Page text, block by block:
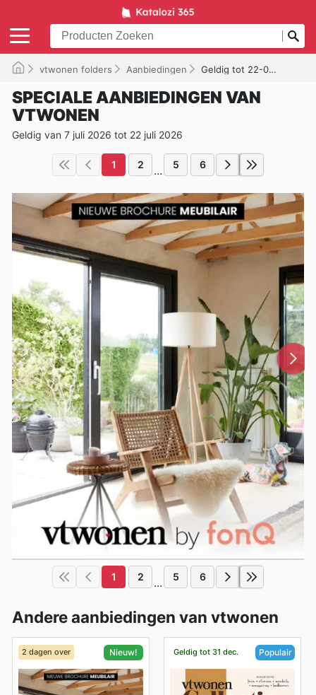
vtwonen folders Aanbiedingen Geldig tot 22-07-2026
SPECIALE AANBIEDINGEN VAN
VTWONEN
Geldig van 7 juli 2026 tot 22 juli 2026
1 2 ... 5 6
1 2 ... 5 6
Andere aanbiedingen van vtwonen
2 dagen over Nieuw! Geldig tot 31 dec. Populair